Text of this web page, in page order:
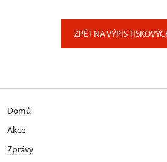
ZPĚT NA VÝPIS
Domů
Akce
Zprávy